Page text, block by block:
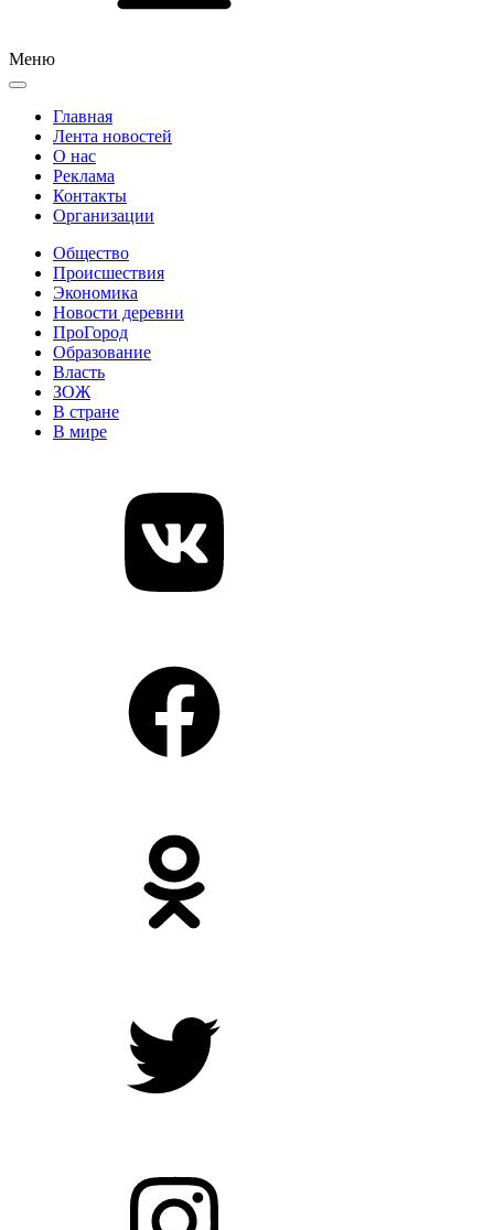
Меню
Главная
Лента новостей
О нас
Реклама
Контакты
Организации
Общество
Происшествия
Экономика
Новости деревни
ПроГород
Образование
Власть
ЗОЖ
В стране
В мире